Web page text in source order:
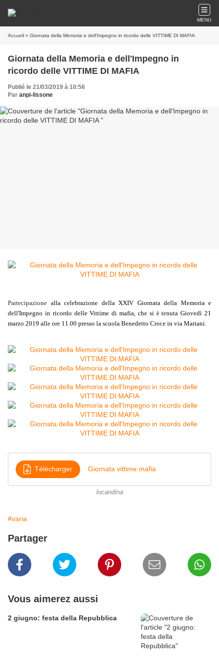
MENU
Accueil » Giornata della Memoria e dell'Impegno in ricordo delle VITTIME DI MAFIA
Giornata della Memoria e dell'Impegno in
ricordo delle VITTIME DI MAFIA
Publié le 21/03/2019 à 10:56
Par anpi-lissone
Partecipazione alla celebrazione della XXIV Giornata della Memoria e
dell'Impegno in ricordo delle Vittime di mafia, che si è tenuta Giovedì 21
marzo 2019 alle ore 11.00 presso la scuola Benedetto Croce in via Mariani.
Télécharger Giornata vittime mafia
locandina
#varia
Partager
Vous aimerez aussi
2 giugno: festa della Repubblica